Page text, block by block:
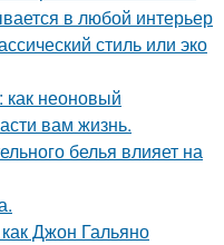
в любой интерьер
стиль или эко
как неоновый
вам жизнь.
белья влияет на
Джон Гальяно